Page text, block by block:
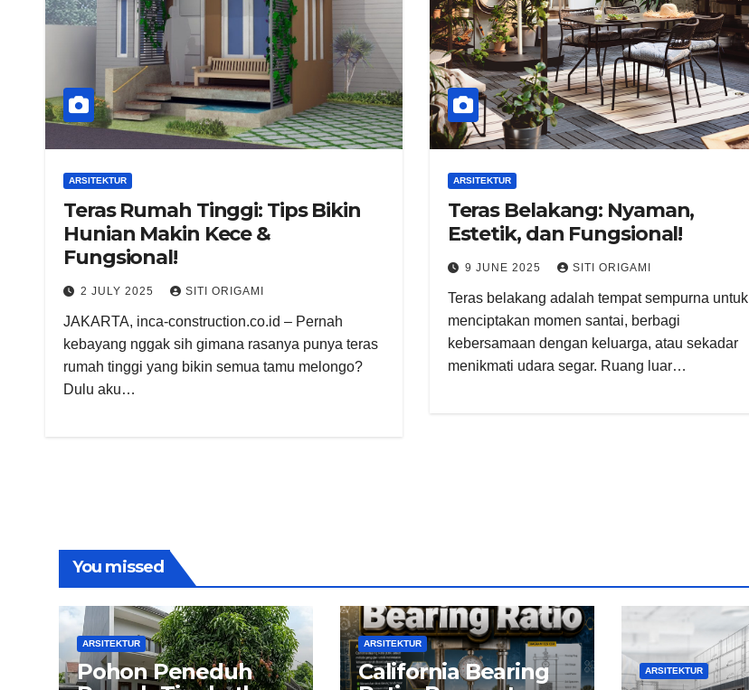
ARSITEKTUR
Teras Rumah Tinggi: Tips Bikin
Hunian Makin Kece &
Fungsional!
2 JULY 2025 SITI ORIGAMI
JAKARTA, inca-construction.co.id – Pernah
kebayang nggak sih gimana rasanya punya teras
rumah tinggi yang bikin semua tamu melongo?
Dulu aku…
ARSITEKTUR
Teras Belakang: Nyaman,
Estetik, dan Fungsional!
9 JUNE 2025 SITI ORIGAMI
Teras belakang adalah tempat sempurna untuk
menciptakan momen santai, berbagi
kebersamaan dengan keluarga, atau sekadar
menikmati udara segar. Ruang luar…
You missed
ARSITEKTUR
Pohon Peneduh
ARSITEKTUR
California Bearing
ARSITEKTUR